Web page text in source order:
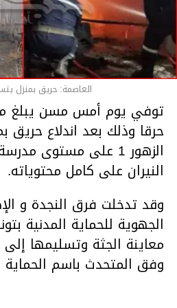
العاصمة: حريق بمنزل
حرقا وذلك بعد اندلاع حريق
الزهور 1 على مستوى
النيران على كامل محتوياته.
وقد تدخلت فرق النجدة و
الجهوية للحماية المدنية
معاينة الجثة وتسليمها إلى
وفق المتحدث باسم الحماية